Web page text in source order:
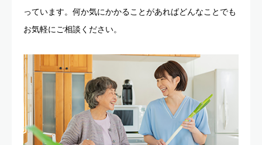
っています。何か気にかかることがあればどんなことでも
お気軽にご相談ください。